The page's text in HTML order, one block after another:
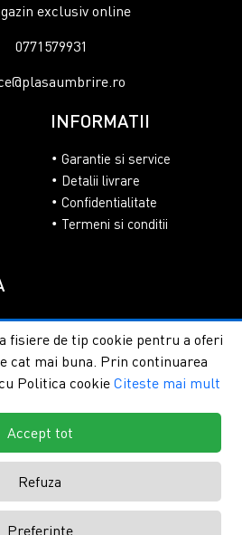
exclusiv online
0771579931
INFORMATII
Garantie si service
Detalii livrare
Confidentialitate
Termeni si conditii
| Toate drepturile
online by ITeXclusiv.ro
fisiere de tip cookie pentru a oferi
cat mai buna. Prin continuarea
Politica cookie Citeste mai mult
Accept tot
Refuza
Preferinte